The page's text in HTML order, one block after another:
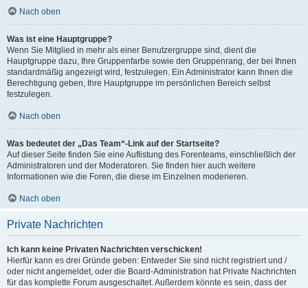
Nach oben
Was ist eine Hauptgruppe?
Wenn Sie Mitglied in mehr als einer Benutzergruppe sind, dient die
Hauptgruppe dazu, Ihre Gruppenfarbe sowie den Gruppenrang, der bei Ihnen
standardmäßig angezeigt wird, festzulegen. Ein Administrator kann Ihnen die
Berechtigung geben, Ihre Hauptgruppe im persönlichen Bereich selbst
festzulegen.
Nach oben
Was bedeutet der „Das Team“-Link auf der Startseite?
Auf dieser Seite finden Sie eine Auflistung des Forenteams, einschließlich der
Administratoren und der Moderatoren. Sie finden hier auch weitere
Informationen wie die Foren, die diese im Einzelnen moderieren.
Nach oben
Private Nachrichten
Ich kann keine Privaten Nachrichten verschicken!
Hierfür kann es drei Gründe geben: Entweder Sie sind nicht registriert und /
oder nicht angemeldet, oder die Board-Administration hat Private Nachrichten
für das komplette Forum ausgeschaltet. Außerdem könnte es sein, dass der